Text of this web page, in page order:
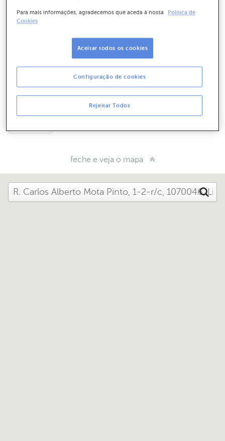
Como chegar
Horário de funcionamento
Dias úteis das 08:30 às 15:00
Quer que o contactemos?
feche e veja o mapa
Para mais informações, agradecemos que aceda à nossa Política de
Cookies
Rejeitar Todos
Configuração de cookies
Aceitar todos os cookies